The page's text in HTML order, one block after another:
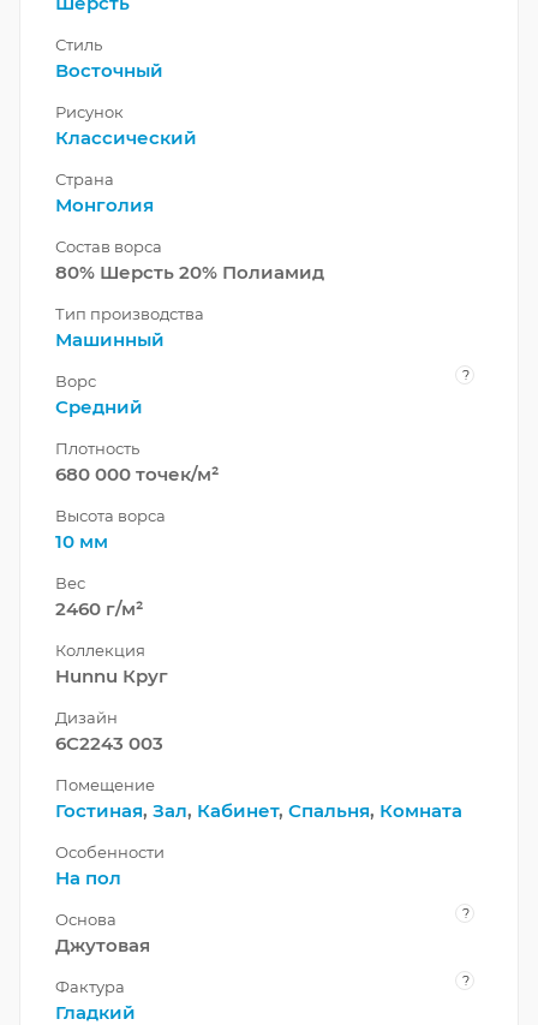
Стиль
Восточный
Рисунок
Классический
Страна
Монголия
Состав ворса
80% Шерсть 20% Полиамид
Тип производства
Машинный
Ворс ?
Средний
Плотность
680 000 точек/м²
Высота ворса
10 мм
Вес
2460 г/м²
Коллекция
Hunnu Круг
Дизайн
6C2243 003
Помещение
Гостиная, Зал, Кабинет, Спальня, Комната
Особенности
На пол
Основа ?
Джутовая
Фактура ?
Гладкий